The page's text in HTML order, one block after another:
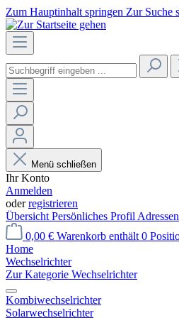
Zum Hauptinhalt springen Zur Suche
Menü schließen
Ihr Konto
Anmelden
oderregistrieren
Übersicht Persönliches Profil Adressen
0,00 € Warenkorb enthält 0
Home
Wechselrichter
Zur Kategorie Wechselrichter
Kombiwechselrichter
Solarwechselrichter